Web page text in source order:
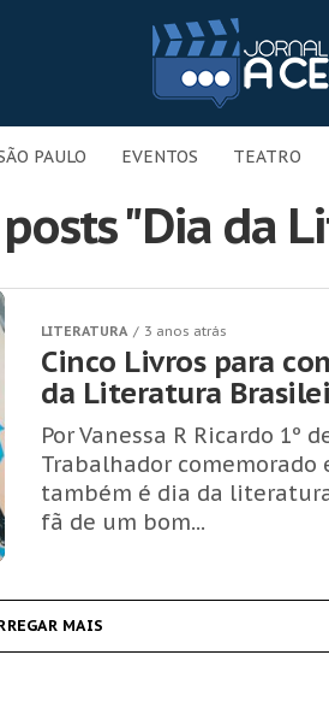
PAULO EVENTOS TEATRO
"Dia da
LITERATURA 3 anos atrás
Cinco Livros para
da Literatura
Por Vanessa R Ricardo 1º
Trabalhador comemorado
também é dia da
fã de um bom...
MAIS